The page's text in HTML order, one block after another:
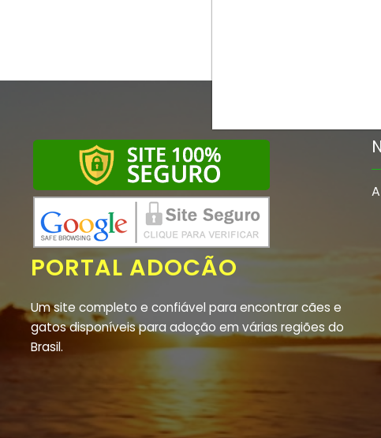
PORTAL ADOCÃO
Um site completo e confiável para encontrar cães e
gatos disponíveis para adoção em várias regiões do
Brasil.